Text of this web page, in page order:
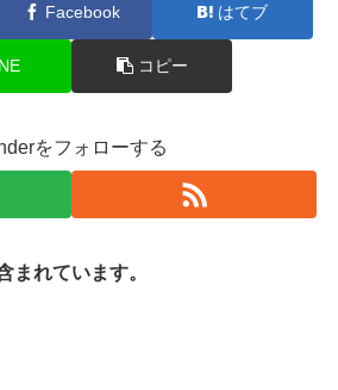
Facebook はてブ
コピー
をフォローする
まれています。